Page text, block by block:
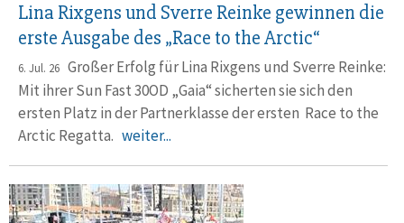
Lina Rixgens und Sverre Reinke gewinnen die
erste Ausgabe des „Race to the Arctic“
6. Jul. 26 Großer Erfolg für Lina Rixgens und Sverre Reinke:
Mit ihrer Sun Fast 30OD „Gaia“ sicherten sie sich den
ersten Platz in der Partnerklasse der ersten Race to the
Arctic Regatta. weiter...